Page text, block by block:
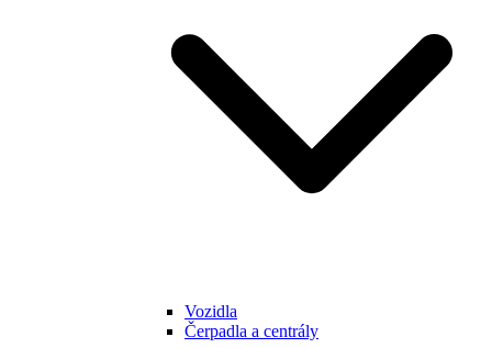
Vozidla
Čerpadla a centrály